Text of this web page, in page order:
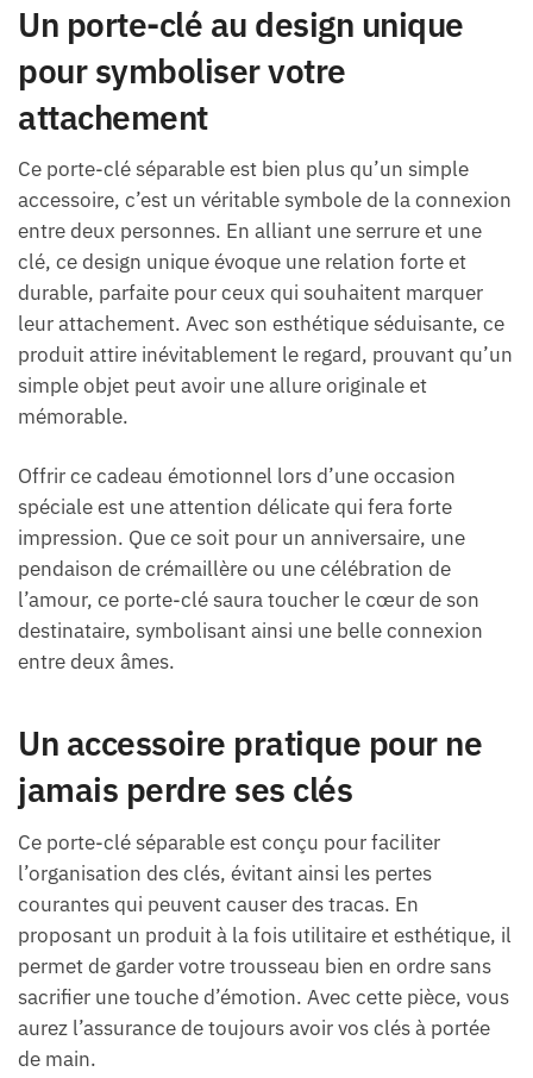
Un porte-clé au design unique
pour symboliser votre
attachement
Ce porte-clé séparable est bien plus qu’un simple
accessoire, c’est un véritable symbole de la connexion
entre deux personnes. En alliant une serrure et une
clé, ce design unique évoque une relation forte et
durable, parfaite pour ceux qui souhaitent marquer
leur attachement. Avec son esthétique séduisante, ce
produit attire inévitablement le regard, prouvant qu’un
simple objet peut avoir une allure originale et
mémorable.
Offrir ce cadeau émotionnel lors d’une occasion
spéciale est une attention délicate qui fera forte
impression. Que ce soit pour un anniversaire, une
pendaison de crémaillère ou une célébration de
l’amour, ce porte-clé saura toucher le cœur de son
destinataire, symbolisant ainsi une belle connexion
entre deux âmes.
Un accessoire pratique pour ne
jamais perdre ses clés
Ce porte-clé séparable est conçu pour faciliter
l’organisation des clés, évitant ainsi les pertes
courantes qui peuvent causer des tracas. En
proposant un produit à la fois utilitaire et esthétique, il
permet de garder votre trousseau bien en ordre sans
sacrifier une touche d’émotion. Avec cette pièce, vous
aurez l’assurance de toujours avoir vos clés à portée
de main.